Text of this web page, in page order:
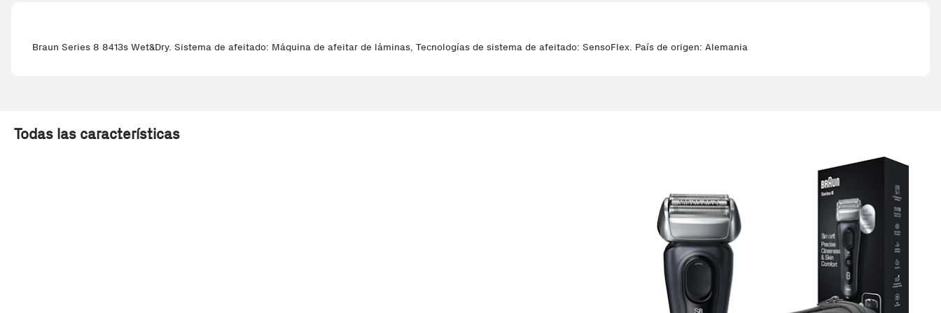
Braun Series 8 8413s Wet&Dry. Sistema de afeitado: Máquina de afeitar de láminas, Tecnologías de sistema de afeitado: SensoFlex. País de origen: Alemania
Todas las características